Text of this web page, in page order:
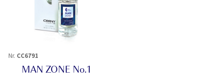
Nr. CC6791
MAN ZONE No.1